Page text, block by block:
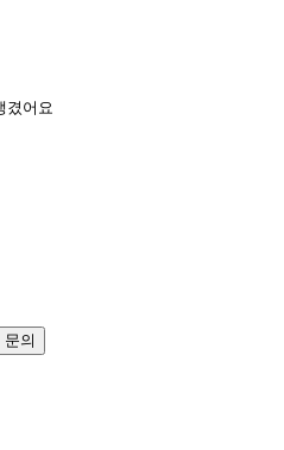
어요
문의